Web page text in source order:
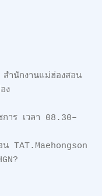
ำนักงานแม่ฮ่องสอน
ง
าร เวลา 08.30–
TAT.Maehongson